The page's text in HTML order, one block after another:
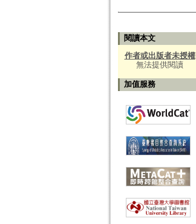
閱讀本文
作者或出版者未授權
無法提供閱讀
加值服務